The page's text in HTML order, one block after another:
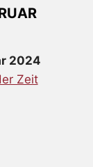
2024
Zeit